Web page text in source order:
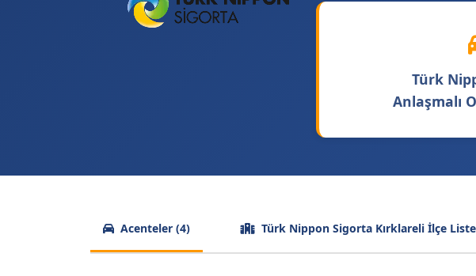
Türk
Anlaşmalı
Acenteler (4) Türk Nippon Sigorta Kırklareli İlçe